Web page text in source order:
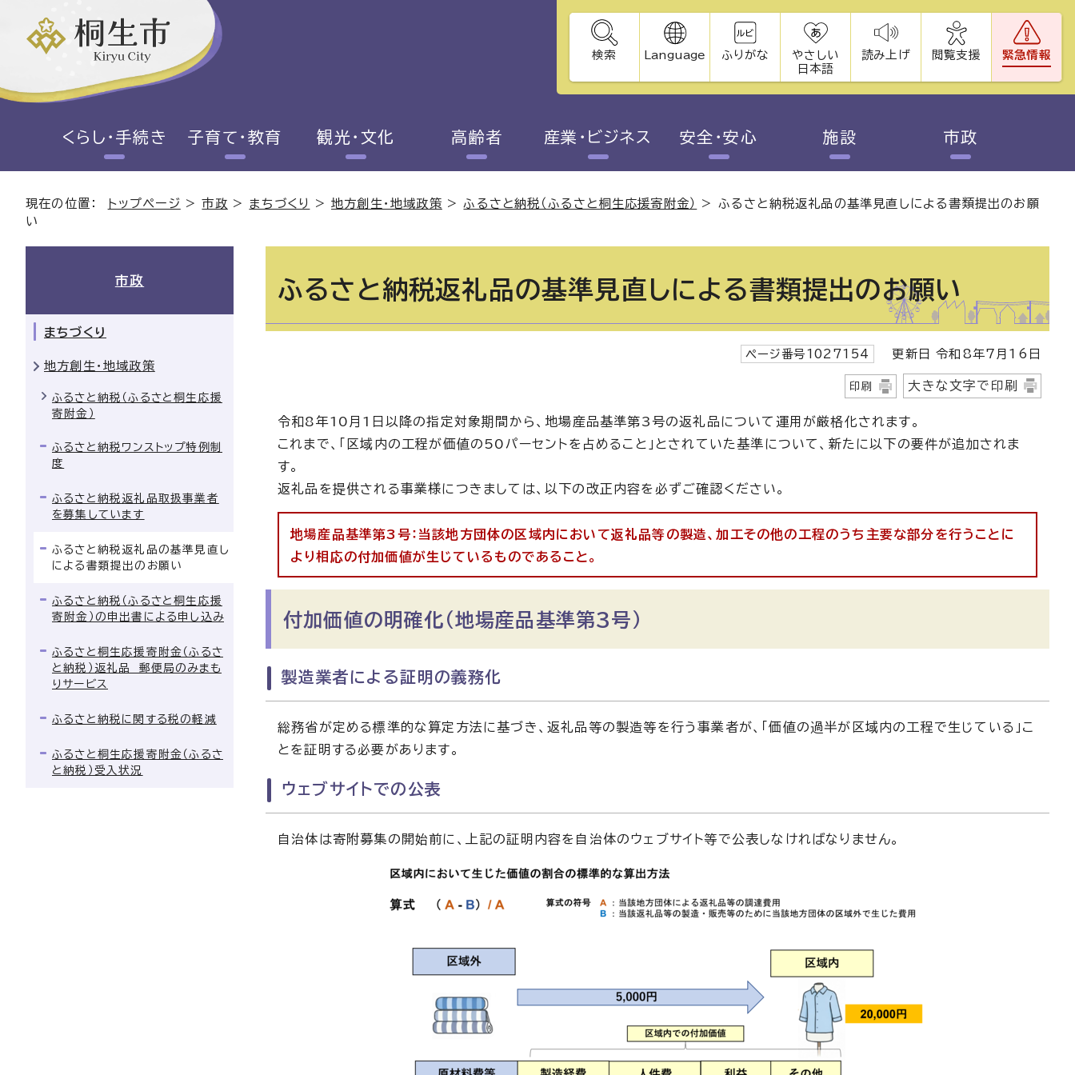
検索 Language ふりがな
やさしい
日本語
読み上げ 閲覧支援 緊急情報
くらし・手続き 子育て・教育 観光・文化 高齢者 産業・ビジネス 安全・安心 施設 市政
現在の位置： トップページ >市政 > まちづくり >地方創生・地域政策 > ふるさと納税（ふるさと桐生応援寄附金） > ふるさと納税返礼品の基準見直しによる書類提出のお願
い
ふるさと納税返礼品の基準見直しによる書類提出のお願い
ページ番号1027154 更新日 令和8年7月16日
印刷 大きな文字で印刷
令和8年10月1日以降の指定対象期間から、地場産品基準第3号の返礼品について運用が厳格化されます。
これまで、「区域内の工程が価値の50パーセントを占めること」とされていた基準について、新たに以下の要件が追加されま
す。
返礼品を提供される事業様につきましては、以下の改正内容を必ずご確認ください。
地場産品基準第3号：当該地方団体の区域内において返礼品等の製造、加工その他の工程のうち主要な部分を行うことに
より相応の付加価値が生じているものであること。
付加価値の明確化（地場産品基準第3号）
製造業者による証明の義務化
総務省が定める標準的な算定方法に基づき、返礼品等の製造等を行う事業者が、「価値の過半が区域内の工程で生じている」こ
とを証明する必要があります。
ウェブサイトでの公表
自治体は寄附募集の開始前に、上記の証明内容を自治体のウェブサイト等で公表しなければなりません。
市政
まちづくり
地方創生・地域政策
ふるさと納税（ふるさと桐生応援
寄附金）
ふるさと納税ワンストップ特例制
度
ふるさと納税返礼品取扱事業者
を募集しています
ふるさと納税返礼品の基準見直し
による書類提出のお願い
ふるさと納税（ふるさと桐生応援
寄附金）の申出書による申し込み
ふるさと桐生応援寄附金（ふるさ
と納税）返礼品 郵便局のみまも
りサービス
ふるさと納税に関する税の軽減
ふるさと桐生応援寄附金（ふるさ
と納税）受入状況